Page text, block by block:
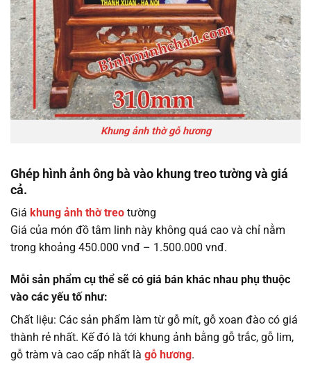
Khung ảnh thờ gỗ hương
Ghép hình ảnh ông bà vào khung treo tường và giá
cả.
Giá khung ảnh thờ treo tường
Giá của món đồ tâm linh này không quá cao và chỉ nằm
trong khoảng 450.000 vnđ – 1.500.000 vnđ.
Mỗi sản phẩm cụ thể sẽ có giá bán khác nhau phụ thuộc
vào các yếu tố như:
Chất liệu: Các sản phẩm làm từ gỗ mít, gỗ xoan đào có giá
thành rẻ nhất. Kế đó là tới khung ảnh bằng gỗ trắc, gỗ lim,
gỗ tràm và cao cấp nhất là gỗ hương.